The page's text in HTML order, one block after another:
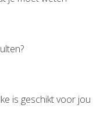
is geschikt voor jou